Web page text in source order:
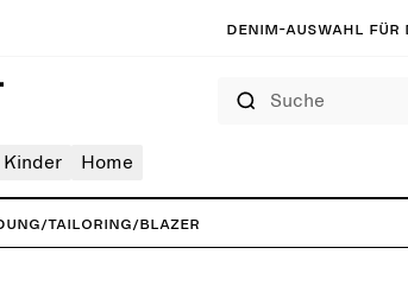
Denim-Auswahl für
Kinder Home
/Tailoring/Blazer